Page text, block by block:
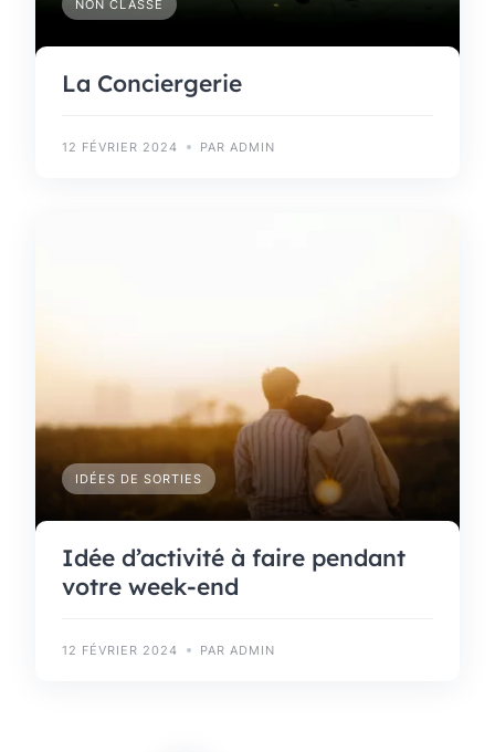
NON CLASSÉ
La Conciergerie
12 FÉVRIER 2024 PAR ADMIN
IDÉES DE SORTIES
Idée d’activité à faire pendant
votre week-end
12 FÉVRIER 2024 PAR ADMIN